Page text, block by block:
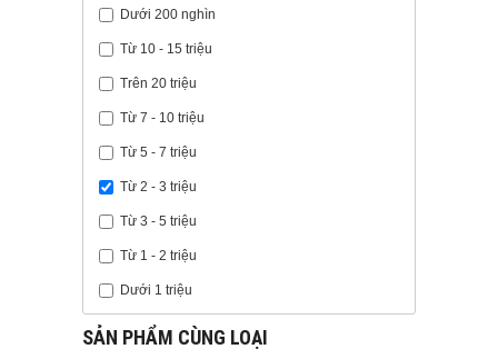
Dưới 200 nghìn
Từ 10 - 15 triệu
Trên 20 triệu
Từ 7 - 10 triệu
Từ 5 - 7 triệu
Từ 2 - 3 triệu
Từ 3 - 5 triệu
Từ 1 - 2 triệu
Dưới 1 triệu
SẢN PHẨM CÙNG LOẠI